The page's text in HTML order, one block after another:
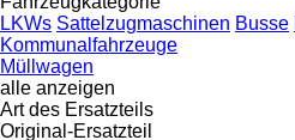
LKWs Sattelzugmaschinen Busse
Kommunalfahrzeuge
Müllwagen
alle anzeigen
Art des Ersatzteils
Original-Ersatzteil